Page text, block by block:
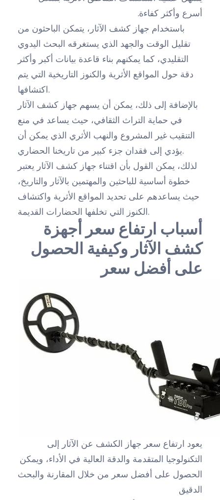
أسرع وأكثر كفاءة.
باستخدام جهاز كشف الآثار، يتمكن الباحثون من
تقليل الوقت والجهد الذي يستغرقه البحث اليدوي
التقليدي، كما يمكنهم بناء قاعدة بيانات أكبر وأكثر
دقة حول المواقع الأثرية والكنوز التاريخية التي يتم
اكتشافها.
بالإضافة إلى ذلك، يمكن أن يسهم جهاز كشف الآثار
في حماية التراث الثقافي، حيث يساعد في منع
التنقيب غير المشروع والنهب الأثري الذي يمكن أن
يؤدي إلى فقدان جزء كبير من تاريخنا الحضاري.
لذلك، يمكن القول بأن اقتناء جهاز كشف الآثار يعتبر
خطوة أساسية للباحثين والمهتمين بالآثار والتاريخ،
حيث يساعدهم على تحديد المواقع الأثرية واكتشاف
الكنوز التي تخلفها الحضارات القديمة.
أسباب ارتفاع سعر أجهزة
كشف الآثار وكيفية الحصول
على أفضل سعر
يعود ارتفاع سعر جهاز الكشف عن الآثار إلى
التكنولوجيا المتقدمة والدقة العالية في الأداء، ويمكن
الحصول على أفضل سعر من خلال المقارنة والبحث
الدقيق